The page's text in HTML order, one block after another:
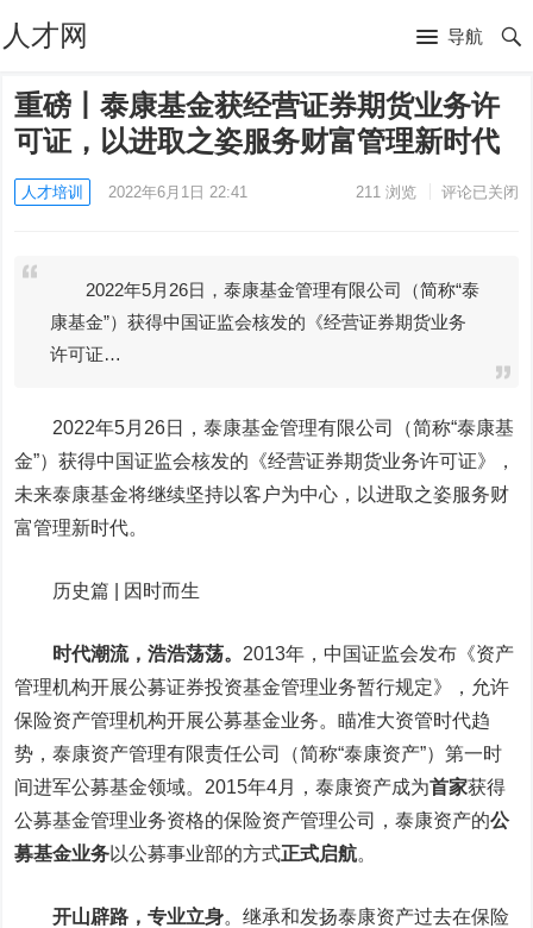
人才网 导航
重磅丨泰康基金获经营证券期货业务许
可证，以进取之姿服务财富管理新时代
人才培训 2022年6月1日 22:41 211浏览 评论已关闭
2022年5月26日，泰康基金管理有限公司（简称“泰
康基金”）获得中国证监会核发的《经营证券期货业务
许可证…
2022年5月26日，泰康基金管理有限公司（简称“泰康基
金”）获得中国证监会核发的《经营证券期货业务许可证》，
未来泰康基金将继续坚持以客户为中心，以进取之姿服务财
富管理新时代。
历史篇 | 因时而生
时代潮流，浩浩荡荡。 2013年，中国证监会发布《资产
管理机构开展公募证券投资基金管理业务暂行规定》，允许
保险资产管理机构开展公募基金业务。瞄准大资管时代趋
势，泰康资产管理有限责任公司（简称“泰康资产”）第一时
间进军公募基金领域。2015年4月，泰康资产成为首家获得
公募基金管理业务资格的保险资产管理公司，泰康资产的公
募基金业务以公募事业部的方式正式启航。
开山辟路，专业立身。继承和发扬泰康资产过去在保险